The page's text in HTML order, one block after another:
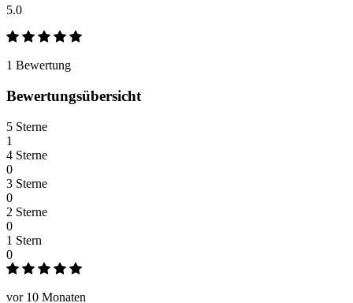
5.0
1 Bewertung
Bewertungsübersicht
5 Sterne
1
4 Sterne
0
3 Sterne
0
2 Sterne
0
1 Stern
0
vor 10 Monaten